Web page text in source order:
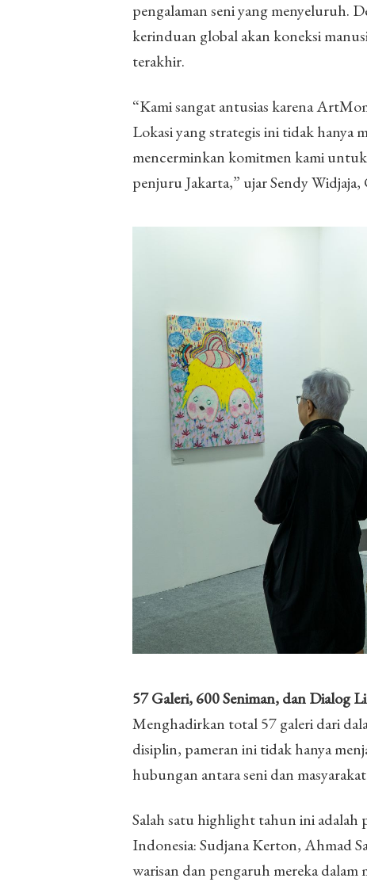
pengalaman seni yang menyeluruh.
kerinduan global akan koneksi
terakhir.
“Kami sangat antusias karena
Lokasi yang strategis ini tidak hanya
mencerminkan komitmen kami
penjuru Jakarta,” ujar Sendy
57 Galeri, 600 Seniman, dan Dialog
Menghadirkan total 57 galeri dari
disiplin, pameran ini tidak hanya
hubungan antara seni dan
Salah satu highlight tahun ini
Indonesia: Sudjana Kerton, Ahmad
warisan dan pengaruh mereka